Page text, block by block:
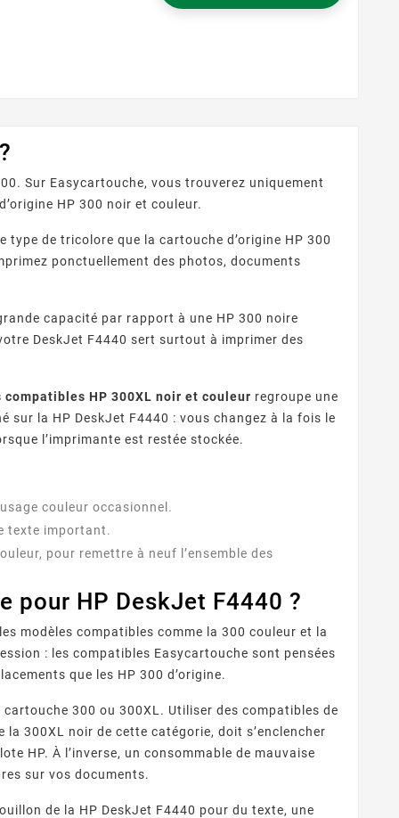
Une Qualité
Optimale Avec
Cartouches
?
de cartouches
fiable ? Contrôle
garanties,
et stock ...
Quelles Marques Offrent Les
Meilleures Garanties Sur Les
Cartouches D’encre
cartouches compatibles
offrent les meilleures
garanties : fabricants
garanties 1 à 2 ans et ...
Sur Easycartouche, vous trouverez uniquement
HP 300 noir et couleur.
type de tricolore que la cartouche d’origine HP 300
ponctuellement des photos, documents
capacité par rapport à une HP 300 noire
DeskJet F4440 sert surtout à imprimer des
compatibles HP 300XL noir et couleur regroupe une
sur la HP DeskJet F4440 : vous changez à la fois le
l’imprimante est restée stockée.
couleur occasionnel.
texte important.
pour remettre à neuf l’ensemble des
pour HP DeskJet F4440 ?
modèles compatibles comme la 300 couleur et la
: les compatibles Easycartouche sont pensées
que les HP 300 d’origine.
300 ou 300XL. Utiliser des compatibles de
300XL noir de cette catégorie, doit s’enclencher
HP. À l’inverse, un consommable de mauvaise
sur vos documents.
de la HP DeskJet F4440 pour du texte, une